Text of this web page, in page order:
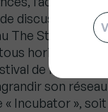
discussions et
The Student
horizons
de réflexion
son
Incubator »,